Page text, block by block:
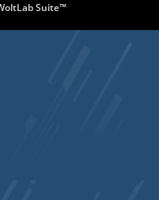
Suite™